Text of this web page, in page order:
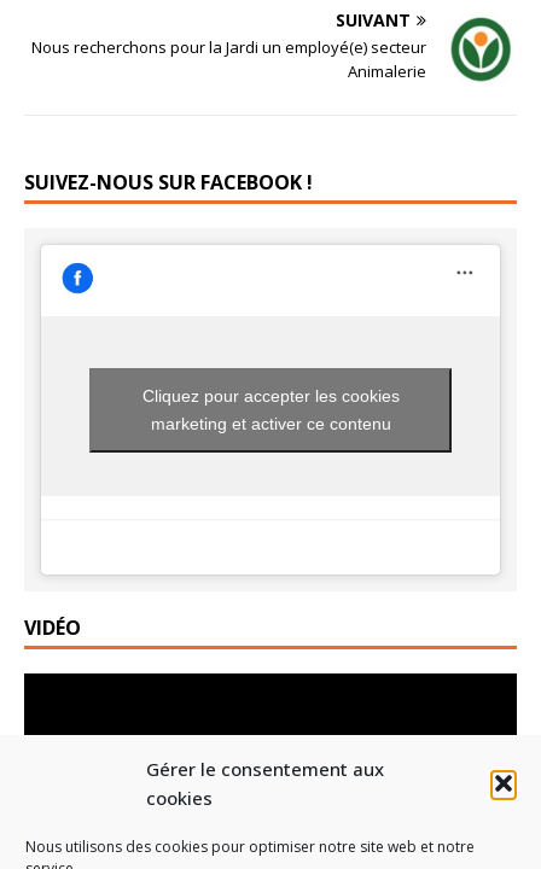
Gérer le consentement aux
cookies
Nous utilisons des cookies pour optimiser notre site web et notre
SUIVANT
Nous recherchons pour la Jardi un employé(e) secteur
Animalerie
SUIVEZ-NOUS SUR FACEBOOK !
Cliquez pour accepter les cookies
marketing et activer ce contenu
VIDÉO